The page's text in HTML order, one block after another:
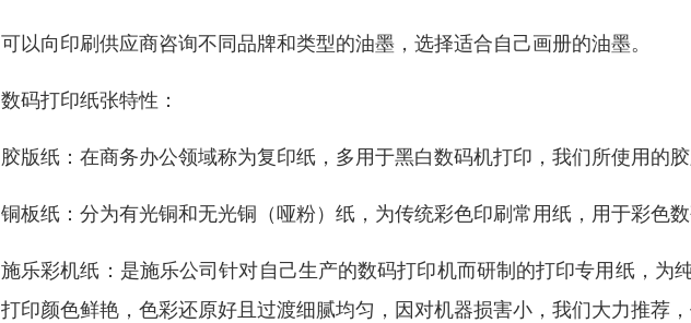
可以向印刷供应商咨询不同品牌和类型的油墨，选择适合自己画册的油墨。
数码打印纸张特性：
胶版纸：在商务办公领域称为复印纸，多用于黑白数码机打印，我们所使用的胶
铜板纸：分为有光铜和无光铜（哑粉）纸，为传统彩色印刷常用纸，用于彩色
施乐彩机纸：是施乐公司针对自己生产的数码打印机而研制的打印专用纸，为
打印颜色鲜艳，色彩还原好且过渡细腻均匀，因对机器损害小，我们大力推荐